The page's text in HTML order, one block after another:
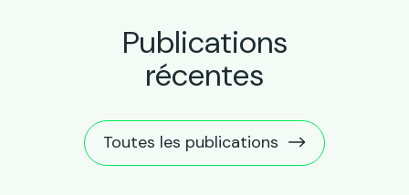
Publications
récentes
Toutes les publications